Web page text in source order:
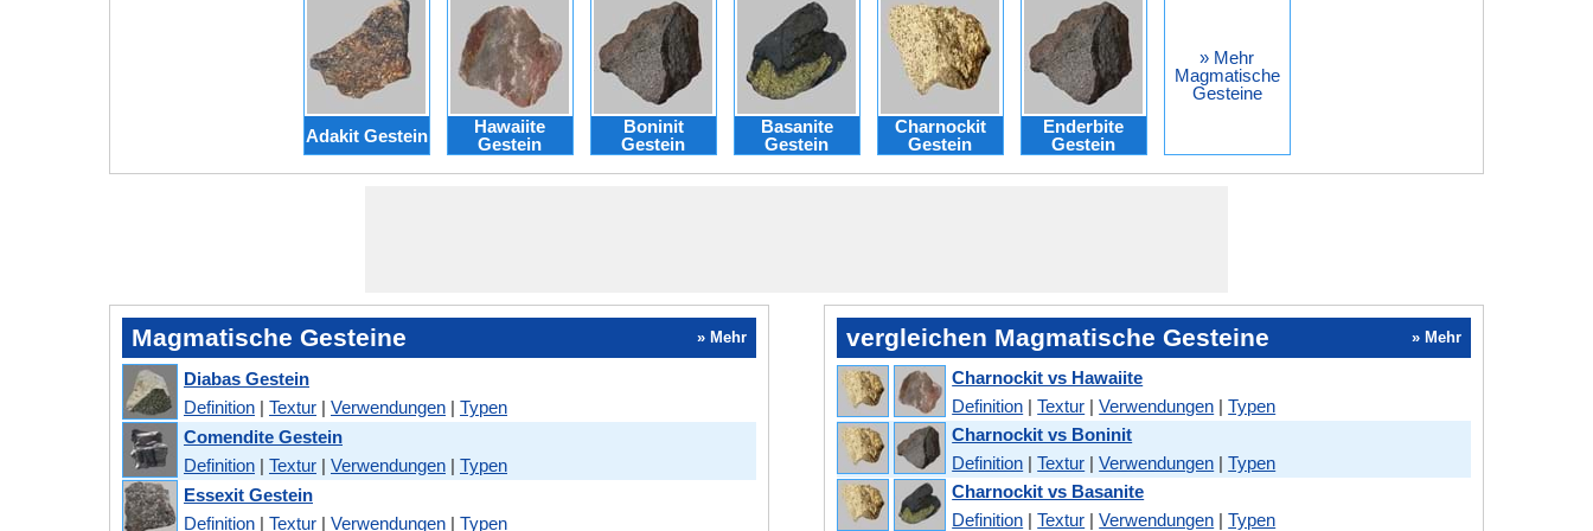
Adakit Gestein
Hawaiite
Gestein
Boninit
Gestein
Basanite
Gestein
Charnockit
Gestein
Enderbite
Gestein
» Mehr
Magmatische
Gesteine
Magmatische Gesteine » Mehr
Diabas Gestein
Definition | Textur | Verwendungen | Typen
Comendite Gestein
Definition | Textur | Verwendungen | Typen
Essexit Gestein
Definition | Textur | Verwendungen | Typen
vergleichen Magmatische Gesteine » Mehr
Charnockit vs Hawaiite
Definition |Textur |Verwendungen |Typen
Charnockit vs Boninit
Definition |Textur |Verwendungen |Typen
Charnockit vs Basanite
Definition |Textur |Verwendungen |Typen